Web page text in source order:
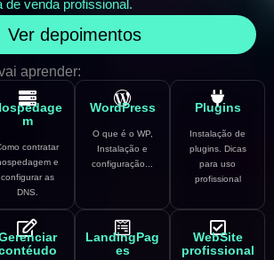
de venda profissional.
Ver depoimentos
aprender:
m
contratar
e
configurar as
DNS.
WordPress
O que é o WP,
Instalação e
configuração...
Plugins
Instalação de
plugins. Dicas
para uso
profissional
LandingPag
es
WebSite
profissional